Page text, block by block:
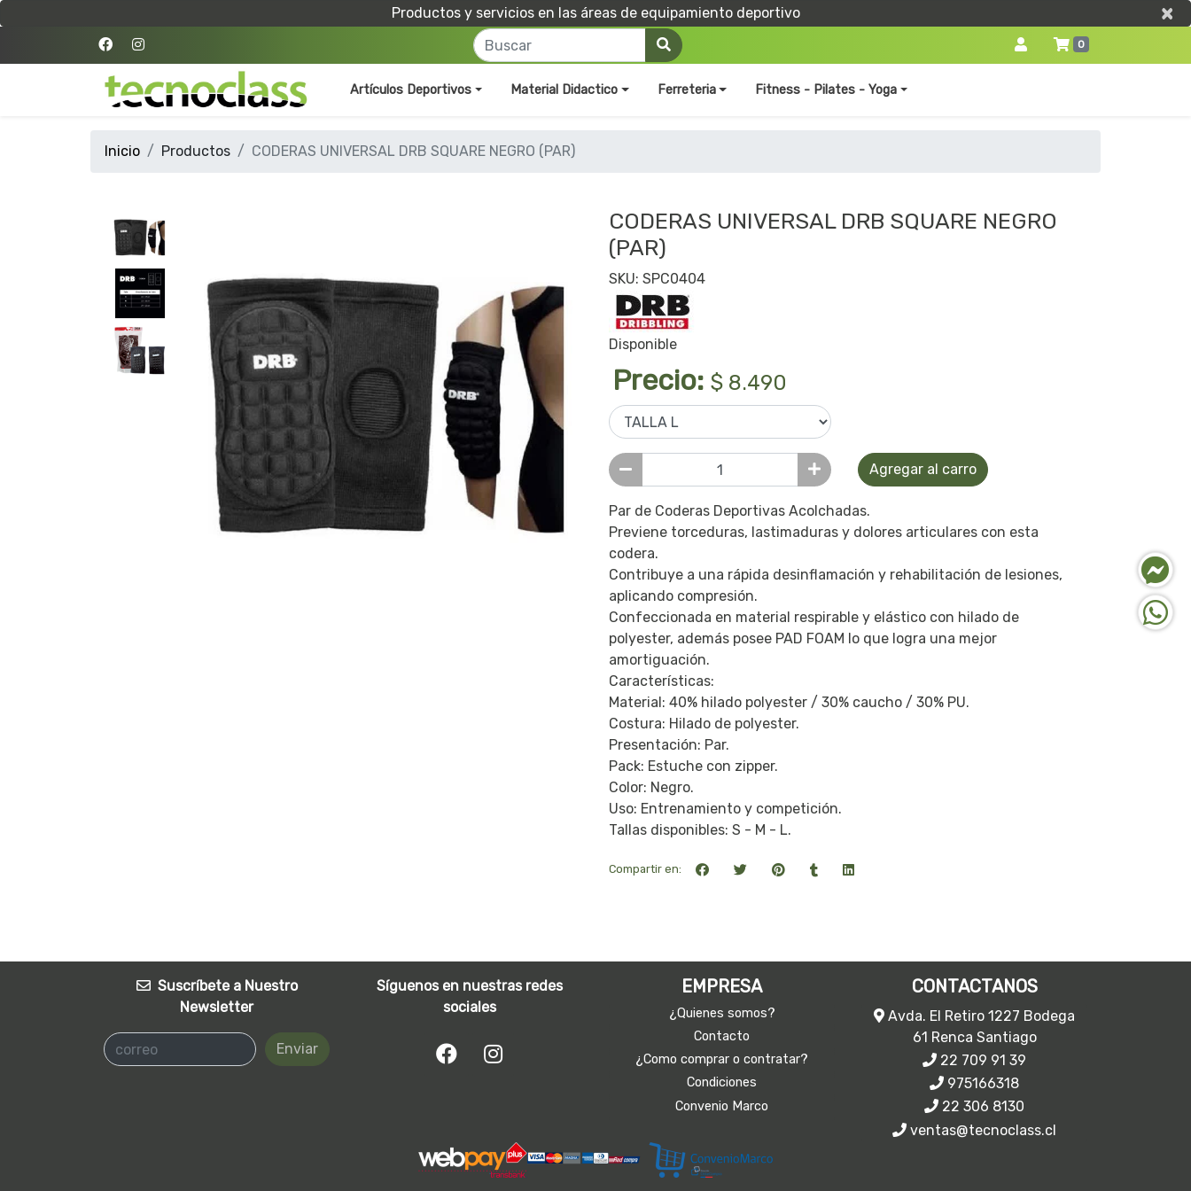
Productos y servicios en las áreas de equipamiento deportivo ×
×
0
Artículos Deportivos Material Didactico Ferreteria Fitness - Pilates - Yoga
Inicio Productos CODERAS UNIVERSAL DRB SQUARE NEGRO (PAR)
CODERAS UNIVERSAL DRB SQUARE NEGRO
(PAR)
SKU: SPC0404
Disponible
Precio: $ 8.490
Agregar al carro
Par de Coderas Deportivas Acolchadas.
Previene torceduras, lastimaduras y dolores articulares con esta
codera.
Contribuye a una rápida desinflamación y rehabilitación de lesiones,
aplicando compresión.
Confeccionada en material respirable y elástico con hilado de
polyester, además posee PAD FOAM lo que logra una mejor
amortiguación.
Características:
Material: 40% hilado polyester / 30% caucho / 30% PU.
Costura: Hilado de polyester.
Presentación: Par.
Pack: Estuche con zipper.
Color: Negro.
Uso: Entrenamiento y competición.
Tallas disponibles: S - M - L.
Compartir en:
Suscríbete a Nuestro
Newsletter
Enviar
Síguenos en nuestras redes
sociales
EMPRESA
¿Quienes somos?
Contacto
¿Como comprar o contratar?
Condiciones
Convenio Marco
CONTACTANOS
Avda. El Retiro 1227 Bodega
61 Renca Santiago
22 709 91 39
975166318
22 306 8130
ventas@tecnoclass.cl